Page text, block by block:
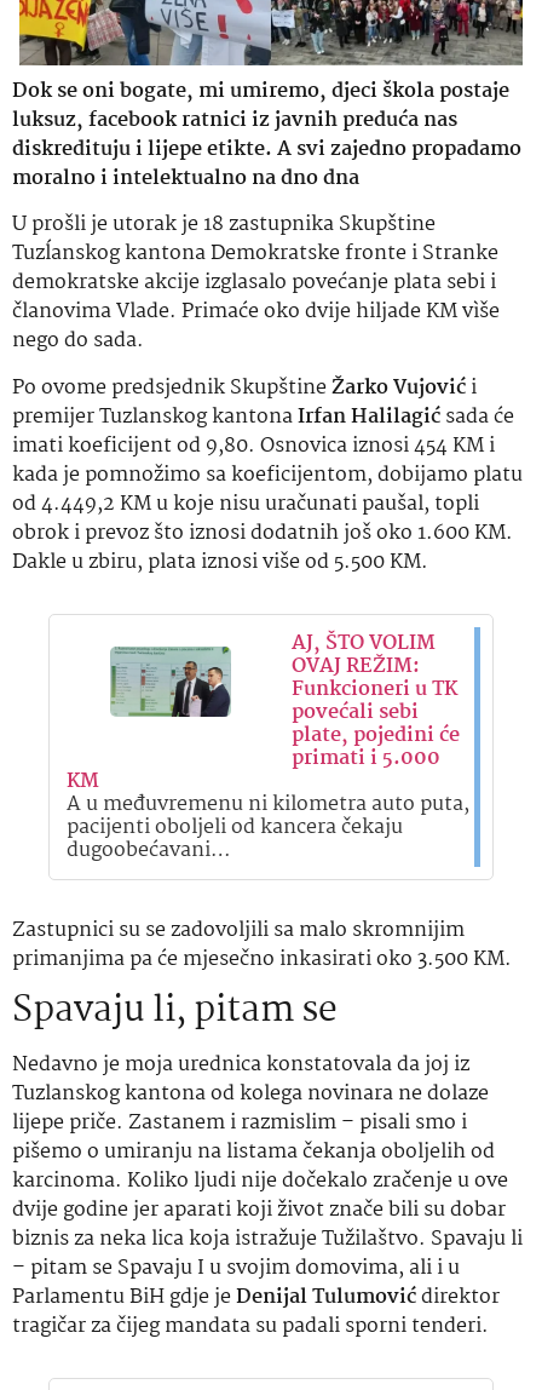
Dok se oni bogate, mi umiremo, djeci škola postaje
luksuz, facebook ratnici iz javnih preduća nas
diskredituju i lijepe etikte. A svi zajedno propadamo
moralno i intelektualno na dno dna
U prošli je utorak je 18 zastupnika Skupštine
Tuzĺanskog kantona Demokratske fronte i Stranke
demokratske akcije izglasalo povećanje plata sebi i
članovima Vlade. Primaće oko dvije hiljade KM vìše
nego do sada.
Po ovome predsjednik SkupštineŽarko Vujovići
premijer Tuzlanskog kantonaIrfan Halilagićsada će
imati koeficijent od 9,80. Osnovica iznosi 454 KM i
kada je pomnožimo sa koeficijentom, dobijamo platu
od 4.449,2 KM u koje nisu uračunati paušal, topli
obrok i prevoz što iznosi dodatnih još oko 1.600 KM.
Dakle u zbiru, plata iznosi više od 5.500 KM.
AJ, ŠTO VOLIM
OVAJ REŽIM:
Funkcioneri u TK
povećali sebi
plate, pojedini će
primati i 5.000
KM
A u međuvremenu ni kilometra auto puta,
pacijenti oboljeli od kancera čekaju
dugoobećavani…
Zastupnici su se zadovoljili sa malo skromnijim
primanjima pa će mjesečno inkasirati oko 3.500 KM.
Spavaju li, pitam se
Nedavno je moja urednica konstatovala da joj iz
Tuzlanskog kantona od kolega novinara ne dolaze
lijepe priče. Zastanem i razmislim – pisali smo i
pišemo o umiranju na listama čekanja oboljelih od
karcinoma. Koliko ljudi nije dočekalo zračenje u ove
dvije godine jer aparati koji život znače bili su dobar
biznis za neka lica koja istražuje Tužilaštvo. Spavaju li
– pitam se Spavaju I u svojim domovima, ali i u
Parlamentu BiH gdje jeDenijal Tulumovićdirektor
tragičar za čijeg mandata su padali sporni tenderi.